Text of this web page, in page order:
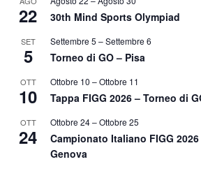
22 30th Mind Sports Olympiad
SET
5
Settembre 5 –Settembre 6
Torneo di GO – Pisa
OTT
10
Ottobre 10 –Ottobre 11
Tappa FIGG 2026 – Torneo di
OTT
24
Ottobre 24–Ottobre 25
Campionato Italiano FIGG
Genova